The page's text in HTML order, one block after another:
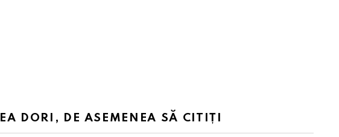
DORI, DE ASEMENEA SĂ CITIȚI